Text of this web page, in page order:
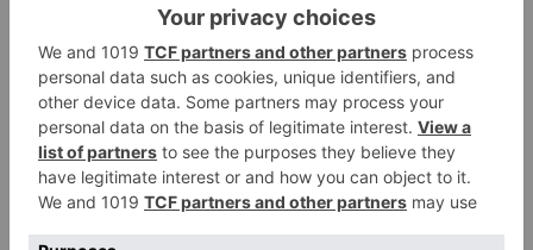
Además los fármacos utilizados actualmente
sólo permiten tratar enfermos con una mutación
determinada. Adicionalmente se estima que
permitiría ahorrar hasta 6.241 millones de euros